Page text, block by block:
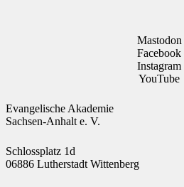
Mastodon
Facebook
Instagram
YouTube
Evangelische Akademie
Sachsen-Anhalt e. V.
Schlossplatz 1d
06886 Lutherstadt Wittenberg